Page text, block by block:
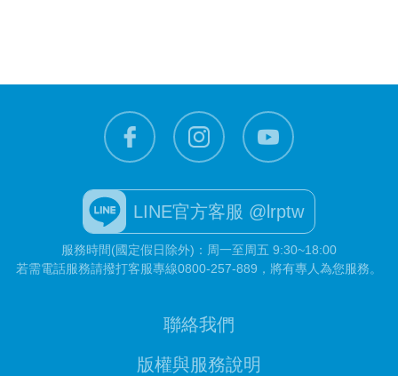
LINE官方客服 @lrptw
服務時間(國定假日除外)：周一至周五 9:30~18:00
若需電話服務請撥打客服專線0800-257-889 ，將有專人為您服務。
聯絡我們
版權與服務說明